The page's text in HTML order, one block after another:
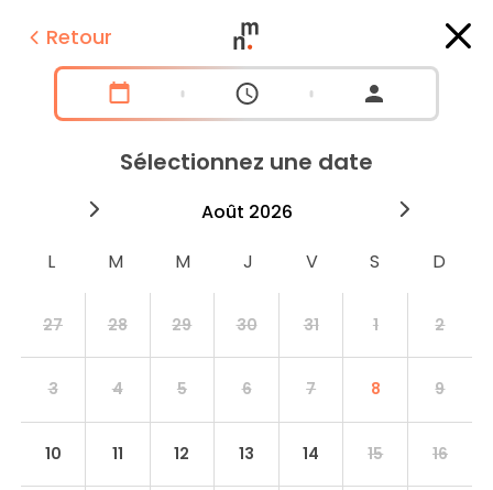
Retour
Sélectionnez une date
août 2026
27 28 29 30 31 1 2
3 4 5 6 7 8 9
10 11 12 13 14 15 16